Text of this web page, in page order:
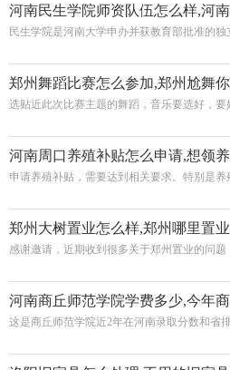
河南民生学院师资队伍怎么样,河
民生学院是河南大学申办并获教育部批准的独
郑州舞蹈比赛怎么参加,郑州尬舞
选贴近此次比赛主题的舞蹈，音乐要选好，要
河南周口养殖补贴怎么申请,想领
申请养殖补贴，需要达到相关要求。特别是养
郑州大树置业怎么样,郑州哪里置
感谢邀请，近期收到很多关于郑州置业的问题
河南商丘师范学院学费多少,今年
这是商丘师范学院近2年在河南录取分数和省